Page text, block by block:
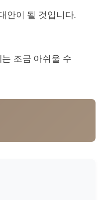
안이 될 것입니다.
조금 아쉬울 수